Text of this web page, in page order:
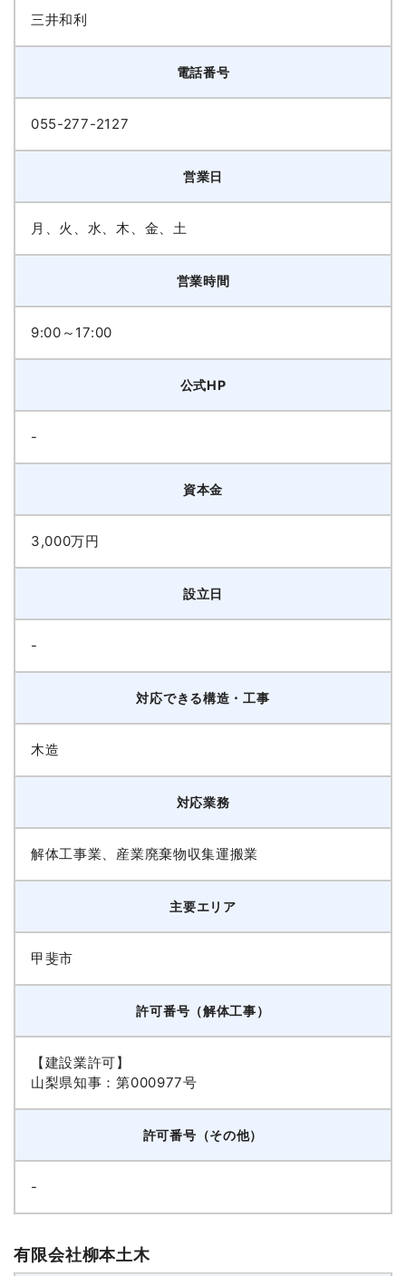
三井和利
電話番号
055-277-2127
営業日
月、火、水、木、金、土
営業時間
9:00～17:00
公式HP
-
資本金
3,000万円
設立日
-
対応できる構造・工事
木造
対応業務
解体工事業、産業廃棄物収集運搬業
主要エリア
甲斐市
許可番号（解体工事）
【建設業許可】
山梨県知事：第000977号
許可番号（その他）
-
有限会社柳本土木